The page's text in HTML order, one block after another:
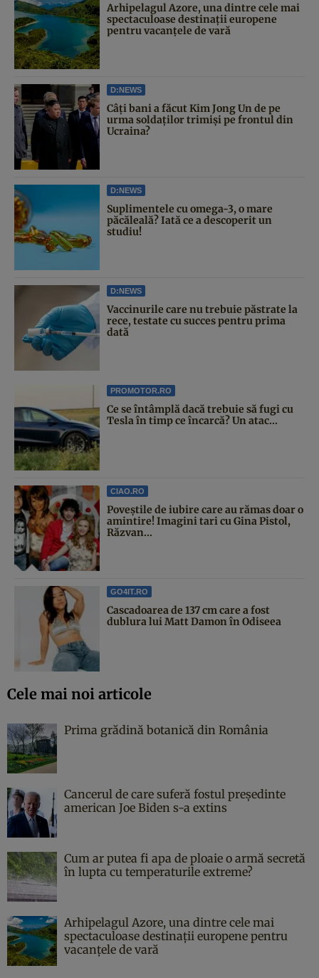
Arhipelagul Azore, una dintre cele mai
spectaculoase destinații europene
pentru vacanțele de vară
D:NEWS
Câți bani a făcut Kim Jong Un de pe
urma soldaților trimiși pe frontul din
Ucraina?
D:NEWS
Suplimentele cu omega-3, o mare
păcăleală? Iată ce a descoperit un
studiu!
D:NEWS
Vaccinurile care nu trebuie păstrate la
rece, testate cu succes pentru prima
dată
PROMOTOR.RO
Ce se întâmplă dacă trebuie să fugi cu
Tesla în timp ce încarcă? Un atac...
CIAO.RO
Poveştile de iubire care au rămas doar o
amintire! Imagini tari cu Gina Pistol,
Răzvan...
GO4IT.RO
Cascadoarea de 137 cm care a fost
dublura lui Matt Damon în Odiseea
Cele mai noi articole
Prima grădină botanică din România
Cancerul de care suferă fostul președinte
american Joe Biden s-a extins
Cum ar putea fi apa de ploaie o armă secretă
în lupta cu temperaturile extreme?
Arhipelagul Azore, una dintre cele mai
spectaculoase destinații europene pentru
vacanțele de vară